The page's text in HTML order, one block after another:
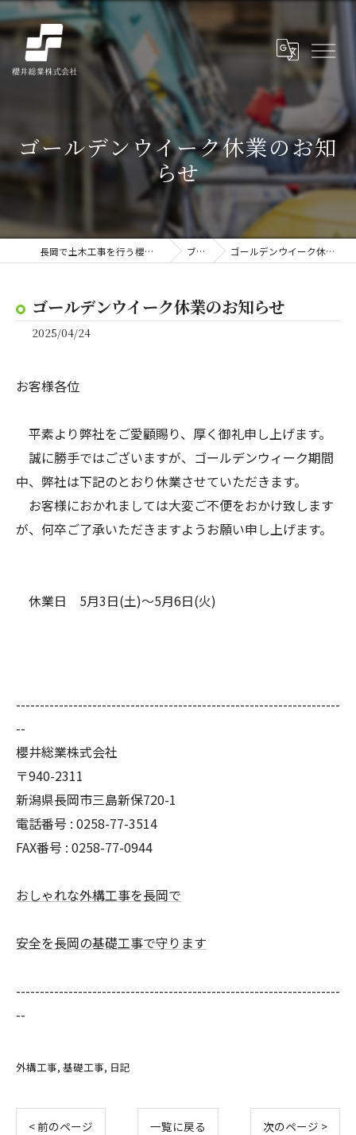
ゴールデンウイーク休業のお知
らせ
長岡で土木工事を行う櫻井総業株式会社 ブログ ゴールデンウイーク休業のお知らせ
ゴールデンウイーク休業のお知らせ
2025/04/24
お客様各位
平素より弊社をご愛顧賜り、厚く御礼申し上げます。
誠に勝手ではございますが、ゴールデンウィーク期間
中、弊社は下記のとおり休業させていただきます。
お客様におかれましては大変ご不便をおかけ致します
が、何卒ご了承いただきますようお願い申し上げます。
休業日 5月3日(土)～5月6日(火)
--------------------------------------------------------------------
--
櫻井総業株式会社
〒940-2311
新潟県長岡市三島新保720-1
電話番号 : 0258-77-3514
FAX番号 : 0258-77-0944
おしゃれな外構工事を長岡で
安全を長岡の基礎工事で守ります
--------------------------------------------------------------------
--
外構工事 基礎工事 日記
< 前のページ 一覧に戻る 次のページ >